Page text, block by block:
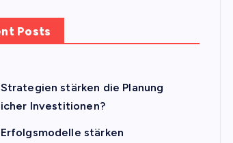
Posts
stärken die Planung
Investitionen?
stärken